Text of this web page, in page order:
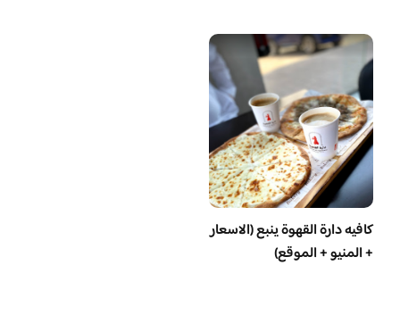
كافيه دارة القهوة ينبع (الاسعار
+ المنيو + الموقع)